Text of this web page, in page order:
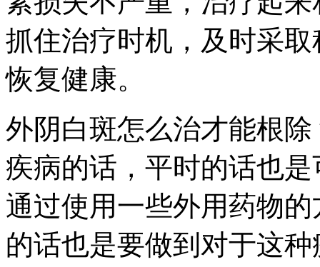
抓住治疗时机，及时采
恢复健康。
外阴白斑怎么治才能根
疾病的话，平时的话也
通过使用一些外用药物
的话也是要做到对于这